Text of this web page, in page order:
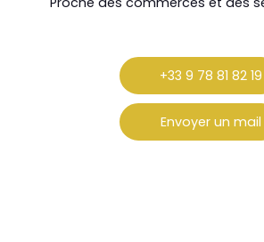
+33 9 78 81 82 19
Envoyer un mail